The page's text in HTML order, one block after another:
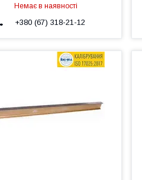
Немає в наявності
+380 (67) 318-21-12